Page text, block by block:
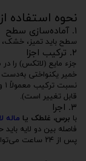
نحوه استفاده
۱. آماده‌سازی سطح
سطح باید تمیز، خشک،
۲. ترکیب اجزا
جزء مایع (لاتکس) را در
خمیر یکنواختی به‌دست
قابل تغییر است).
۳. اجرا
با برس، غلطک یا ماله
فاصله بین دو لایه باید
پس از ۲۴ ساعت می‌توان عملیات کاشی‌کاری یا نصب چسب را آغاز کرد.